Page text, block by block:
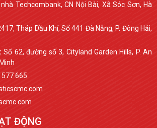
Techcombank, CN Nội Bài, Xã Sóc Sơn, Hà
Tháp Dầu Khí, Số 441 Đà Nẵng, P. Đông Hải,
Số 62, đường số 3, Cityland Garden Hills, P. An
665
ĐỘNG